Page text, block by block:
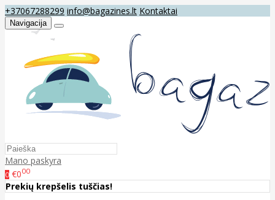
+37067288299 info@bagazines.lt Kontaktai
Navigacija
Mano paskyra
0 €000
Prekių krepšelis tuščias!